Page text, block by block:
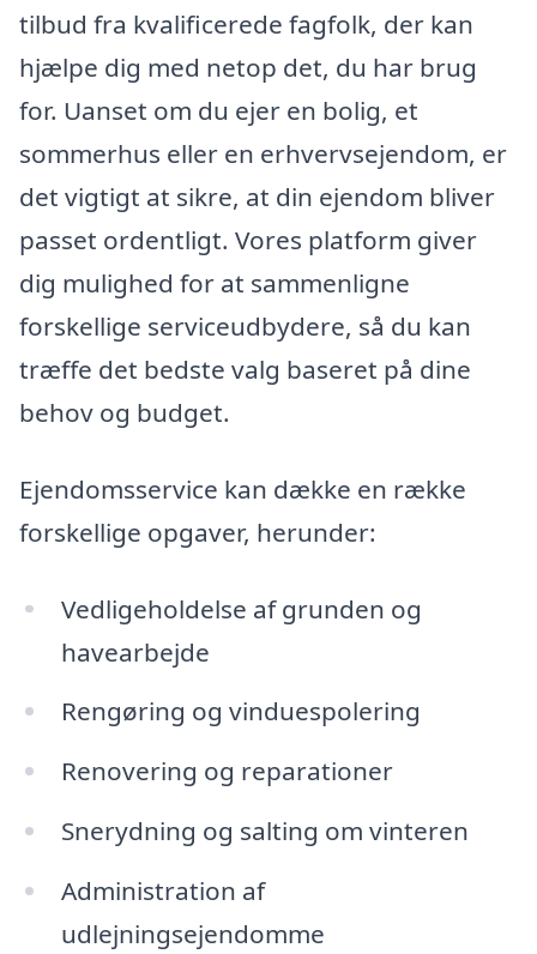
tilbud fra kvalificerede fagfolk, der kan
hjælpe dig med netop det, du har brug
for. Uanset om du ejer en bolig, et
sommerhus eller en erhvervsejendom, er
det vigtigt at sikre, at din ejendom bliver
passet ordentligt. Vores platform giver
dig mulighed for at sammenligne
forskellige serviceudbydere, så du kan
træffe det bedste valg baseret på dine
behov og budget.
Ejendomsservice kan dække en række
forskellige opgaver, herunder:
Vedligeholdelse af grunden og
havearbejde
Rengøring og vinduespolering
Renovering og reparationer
Snerydning og salting om vinteren
Administration af
udlejningsejendomme